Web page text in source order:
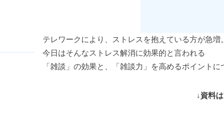
テレワークにより、ストレスを抱えている方が急増。
今日はそんなストレス解消に効果的と言われる
「雑談」の効果と、「雑談力」を高めるポイントに
↓資料